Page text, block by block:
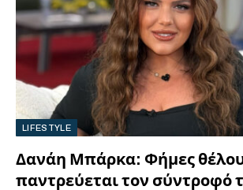
LIFESTYLE
Δανάη Μπάρκα: Φήμες
παντρεύεται τον σύντροφό